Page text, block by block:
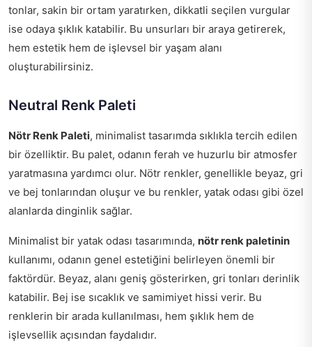
tonlar, sakin bir ortam yaratırken, dikkatli seçilen vurgular
ise odaya şıklık katabilir. Bu unsurları bir araya getirerek,
hem estetik hem de işlevsel bir yaşam alanı
oluşturabilirsiniz.
Neutral Renk Paleti
Nötr Renk Paleti, minimalist tasarımda sıklıkla tercih edilen
bir özelliktir. Bu palet, odanın ferah ve huzurlu bir atmosfer
yaratmasına yardımcı olur. Nötr renkler, genellikle beyaz, gri
ve bej tonlarından oluşur ve bu renkler, yatak odası gibi özel
alanlarda dinginlik sağlar.
Minimalist bir yatak odası tasarımında, nötr renk paletinin
kullanımı, odanın genel estetiğini belirleyen önemli bir
faktördür. Beyaz, alanı geniş gösterirken, gri tonları derinlik
katabilir. Bej ise sıcaklık ve samimiyet hissi verir. Bu
renklerin bir arada kullanılması, hem şıklık hem de
işlevsellik açısından faydalıdır.